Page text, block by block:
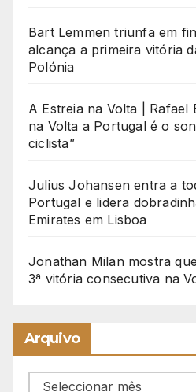
Bart Lemmen triunfa em
alcança a primeira vitória
Polónia
A Estreia na Volta | Rafael
na Volta a Portugal é o
ciclista”
Julius Johansen entra a
Portugal e lidera
Emirates em Lisboa
Jonathan Milan mostra
3ª vitória consecutiva na
Arquivo
Arquivo